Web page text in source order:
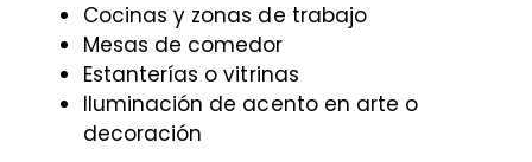
Cocinas y zonas de trabajo
Mesas de comedor
Estanterías o vitrinas
Iluminación de acento en arte o
decoración